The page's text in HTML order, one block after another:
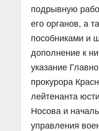
подрывную
его органов, а
пособниками и
дополнение к
указание
прокурора
лейтенанта
Носова и
управления